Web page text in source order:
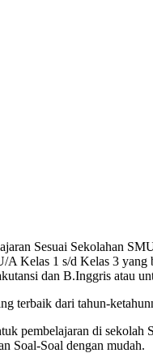
Sesuai Sekolahan
Kelas 1 s/d Kelas 3
dan B.Inggris atau
dari tahun-
pembelajaran di
Soal-Soal dengan mudah.